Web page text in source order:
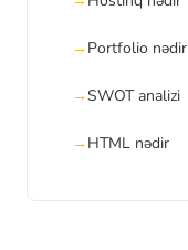
Portfolio nədir
SWOT analizi
HTML nədir